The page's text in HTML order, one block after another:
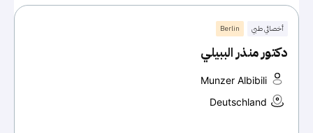
أخصائي طبي Berlin
دكتور منذر الببيلي
Munzer Albibili
Deutschland